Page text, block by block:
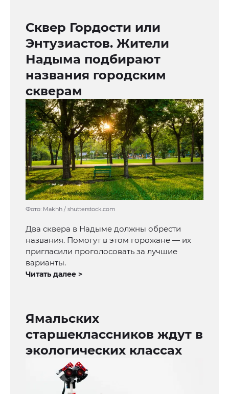
Сквер Гордости или
Энтузиастов. Жители
Надыма подбирают
названия городским
скверам
Фото: Makhh / shutterstock.com
Два сквера в Надыме должны обрести
названия. Помогут в этом горожане — их
пригласили проголосовать за лучшие
варианты.
Читать далее >
Ямальских
старшеклассников ждут в
экологических классах